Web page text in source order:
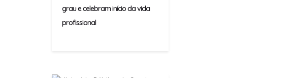
grau e celebram início da vida
profissional